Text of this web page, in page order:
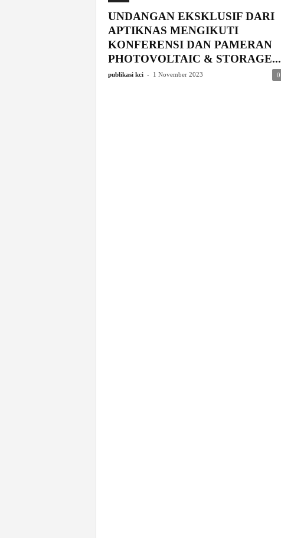
UNDANGAN EKSKLUSIF DARI
APTIKNAS MENGIKUTI
KONFERENSI DAN PAMERAN
PHOTOVOLTAIC & STORAGE...
publikasi kci - 1 November 2023 0